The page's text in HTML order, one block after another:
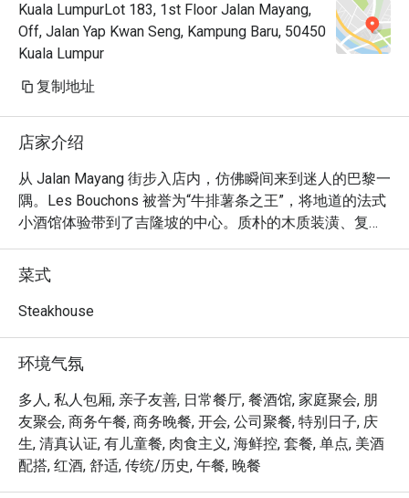
Kuala LumpurLot 183, 1st Floor Jalan Mayang,
Off, Jalan Yap Kwan Seng, Kampung Baru, 50450
Kuala Lumpur
复制地址
店家介绍
从 Jalan Mayang 街步入店内，仿佛瞬间来到迷人的巴黎一
隅。Les Bouchons 被誉为“牛排薯条之王”，将地道的法式
小酒馆体验带到了吉隆坡的中心。质朴的木质装潢、复古
的艺术品、昏黄柔和的水晶吊灯……空气中弥漫着轻声交
谈，氛围舒适而迷人。自 2023 年开业以来，这里迅速成
为寻觅经典法式风味与温馨雅致氛围的美食家们钟爱的目
的地。
无论您是来享用一顿快晚餐，还是想度过一个悠闲的夜
晚，这里的独特魅力都将让您流连忘返：
*   “传奇级的 Steak Frites”：肉质鲜嫩多汁、煎得恰到好处
的牛排，搭配无限量续加、堆成小山般的金黄香脆薯条。
*   “纯正巴黎氛围”：远离城市喧嚣的一方私密雅致天地，
菜式
Steakhouse
环境气氛
多人, 私人包厢, 亲子友善, 日常餐厅, 餐酒馆, 家庭聚会, 朋
友聚会, 商务午餐, 商务晚餐, 开会, 公司聚餐, 特别日子, 庆
生, 清真认证, 有儿童餐, 肉食主义, 海鲜控, 套餐, 单点, 美酒
配搭, 红酒, 舒适, 传统/历史, 午餐, 晚餐